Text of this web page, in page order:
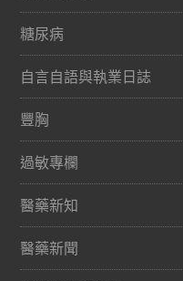
糖尿病
自言自語與執業日誌
豐胸
過敏專欄
醫藥新知
醫藥新聞